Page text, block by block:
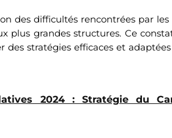
des difficultés rencontrées par les
plus grandes structures. Ce
des stratégies efficaces et
2024 : Stratégie du